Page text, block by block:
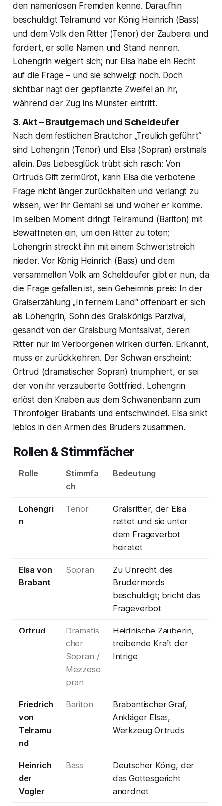
den namenlosen Fremden kenne. Daraufhin
beschuldigt Telramund vor König Heinrich (Bass)
und dem Volk den Ritter (Tenor) der Zauberei und
fordert, er solle Namen und Stand nennen.
Lohengrin weigert sich; nur Elsa habe ein Recht
auf die Frage – und sie schweigt noch. Doch
sichtbar nagt der gepflanzte Zweifel an ihr,
während der Zug ins Münster eintritt.
3. Akt – Brautgemach und Scheldeufer
Nach dem festlichen Brautchor „Treulich geführt“
sind Lohengrin (Tenor) und Elsa (Sopran) erstmals
allein. Das Liebesglück trübt sich rasch: Von
Ortruds Gift zermürbt, kann Elsa die verbotene
Frage nicht länger zurückhalten und verlangt zu
wissen, wer ihr Gemahl sei und woher er komme.
Im selben Moment dringt Telramund (Bariton) mit
Bewaffneten ein, um den Ritter zu töten;
Lohengrin streckt ihn mit einem Schwertstreich
nieder. Vor König Heinrich (Bass) und dem
versammelten Volk am Scheldeufer gibt er nun, da
die Frage gefallen ist, sein Geheimnis preis: In der
Gralserzählung „In fernem Land“ offenbart er sich
als Lohengrin, Sohn des Gralskönigs Parzival,
gesandt von der Gralsburg Montsalvat, deren
Ritter nur im Verborgenen wirken dürfen. Erkannt,
muss er zurückkehren. Der Schwan erscheint;
Ortrud (dramatischer Sopran) triumphiert, er sei
der von ihr verzauberte Gottfried. Lohengrin
erlöst den Knaben aus dem Schwanenbann zum
Thronfolger Brabants und entschwindet. Elsa sinkt
leblos in den Armen des Bruders zusammen.
Rollen & Stimmfächer
Rolle
Stimmfa
ch
Bedeutung
Lohengri
n
Tenor
Gralsritter, der Elsa
rettet und sie unter
dem Frageverbot
heiratet
Elsa von
Brabant
Sopran
Zu Unrecht des
Brudermords
beschuldigt; bricht das
Frageverbot
Ortrud
Dramatis
cher
Sopran /
Mezzoso
pran
Heidnische Zauberin,
treibende Kraft der
Intrige
Friedrich
von
Telramu
nd
Bariton
Brabantischer Graf,
Ankläger Elsas,
Werkzeug Ortruds
Heinrich
der
Vogler
Bass
Deutscher König, der
das Gottesgericht
anordnet